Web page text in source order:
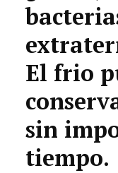
El frio
sin
tiempo.